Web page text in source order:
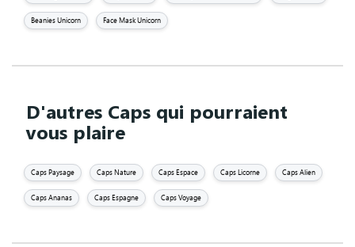
Beanies Unicorn Face Mask Unicorn
D'autres Caps qui pourraient
vous plaire
Caps Paysage Caps Nature Caps Espace Caps Licorne Caps Alien
Caps Ananas Caps Espagne Caps Voyage